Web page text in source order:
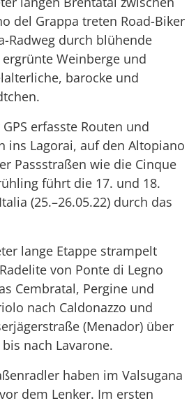
del Grappa treten Road-Biker
Radweg durch blühende
Weinberge und
barocke und
erfasste Routen und
ins Lagorai, auf den Altopiano
Passstraßen wie die Cinque
führt die 17. und 18.
(25.–26.05.22) durch das
lange Etappe strampelt
von Ponte di Legno
Cembratal, Pergine und
nach Caldonazzo und
(Menador) über
nach Lavarone.
haben im Valsugana
dem Lenker. Im ersten